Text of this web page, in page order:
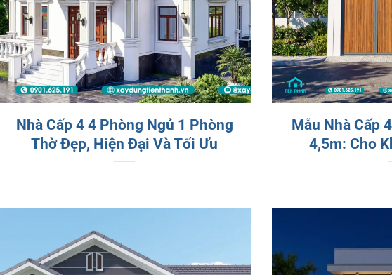
Nhà Cấp 4 4 Phòng Ngủ 1 Phòng
Thờ Đẹp, Hiện Đại Và Tối Ưu
Mẫu Nhà Cấp
4,5m: Cho